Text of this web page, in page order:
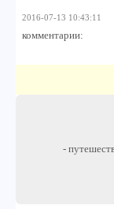
2016-07-13 10:43:11
комментарии:
-